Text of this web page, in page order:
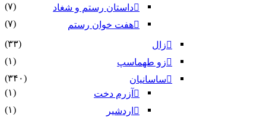
داستان رستم و شغاد
(۷)
هفت خوان رستم‏
(۷)
زال
(۳۳)
زو طهماسپ‏
(۱)
ساسانیان
(۳۴۰)
آزرم دخت
(۱)
اردشیر
(۱)